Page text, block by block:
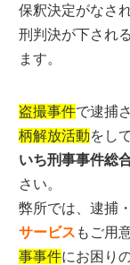
保釈決定がなさ
刑判決が下され
ます。
盗撮事件で逮捕
柄解放活動をし
いち刑事事件総
さい。
弊所では、逮捕
サービス もご用
事事件にお困り